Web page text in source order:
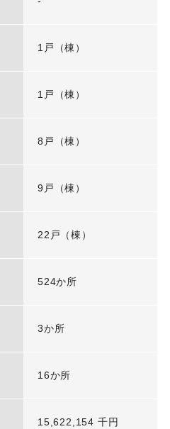
1戸（棟）
1戸（棟）
8戸（棟）
9戸（棟）
22戸（棟）
524か所
3か所
16か所
15,622,154 千円